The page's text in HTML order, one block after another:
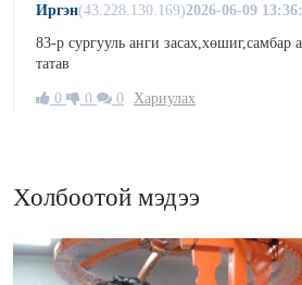
Иргэн(43.228.130.169)2026-06-09
83-р сургууль анги засах,хөшиг,самбар
татав
0 0 0 Хариулах
Холбоотой мэдээ